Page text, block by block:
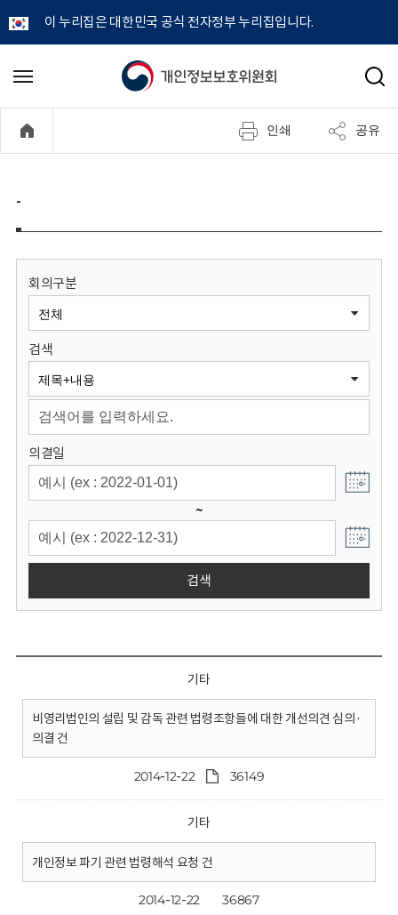
이 누리집은 대한민국 공식 전자정부 누리집입니다.
개
정
보
원
회
메
기
검
인쇄 공유
-
회의구분
검색
의결일
~
검색
기타
비영리법인의 설립 및 감독 관련 법령조항들에 대한 개선의견 심의·
의결 건
2014-12-22 36149
기타
개인정보 파기 관련 법령해석 요청 건
2014-12-22 36867